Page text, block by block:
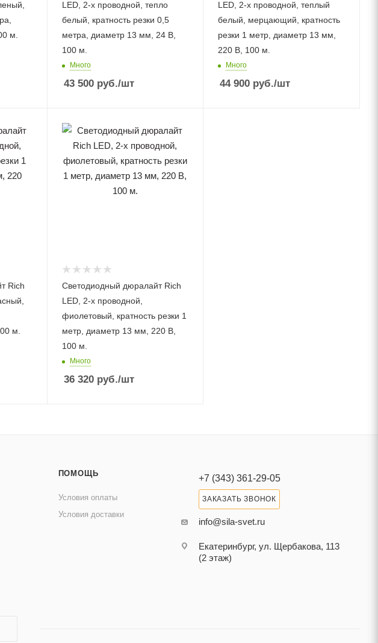
м.
LED, 2-х проводной, тепло
белый, кратность резки 0,5
метра, диаметр 13 мм, 24 В,
100 м.
Много
43 500руб./шт
LED, 2-х проводной, теплый
белый, мерцающий, кратность
резки 1 метр, диаметр 13 мм,
220 В, 100 м.
Много
44 900 руб./шт
Rich
м.
Светодиодный дюралайт Rich
LED, 2-х проводной,
фиолетовый, кратность резки 1
метр, диаметр 13 мм, 220 В,
100 м.
Много
36 320руб./шт
ПОМОЩЬ
Условия оплаты
Условия доставки
+7 (343) 361-29-05
ЗАКАЗАТЬ ЗВОНОК
info@sila-svet.ru
Екатеринбург, ул. Щербакова, 113
(2 этаж)